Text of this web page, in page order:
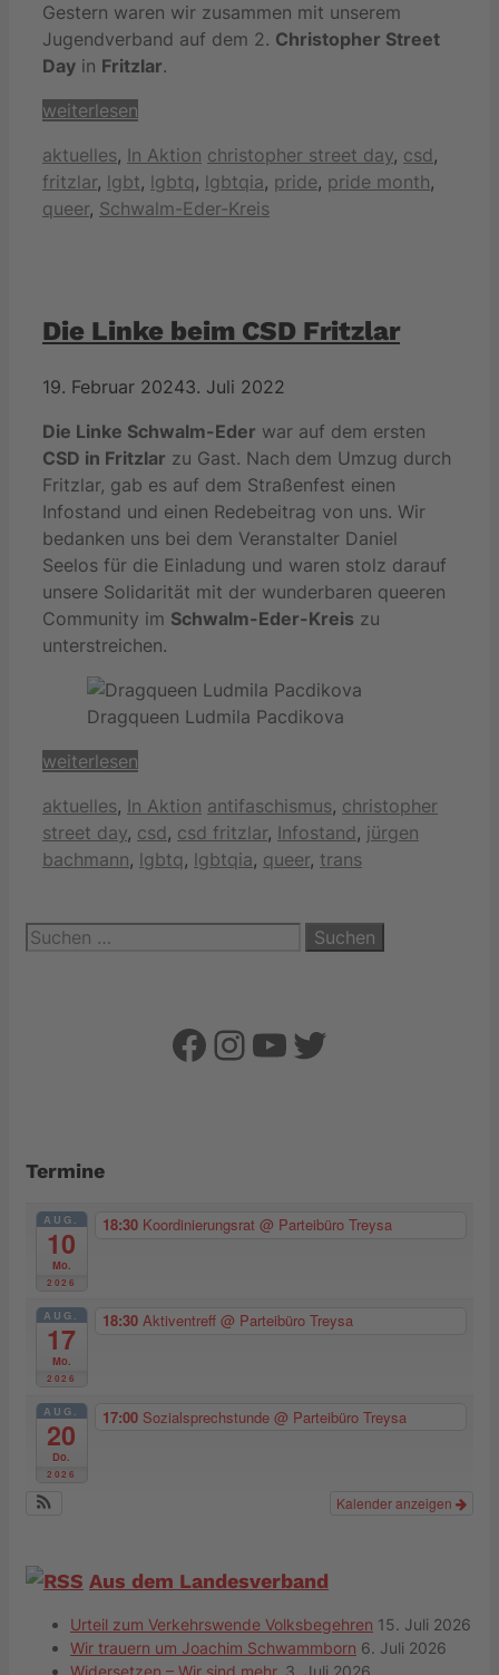
Gestern waren wir zusammen mit unserem
Jugendverband auf dem 2. Christopher Street
Day in Fritzlar.
weiterlesen
Kategorien
aktuelles, In Aktion Schlagwörter
christopher street day, csd,
fritzlar, lgbt, lgbtq, lgbtqia, pride, pride month,
queer, Schwalm-Eder-Kreis
Die Linke beim CSD Fritzlar
19. Februar 20243. Juli 2022
Die Linke Schwalm-Eder war auf dem ersten
CSD in Fritzlar zu Gast. Nach dem Umzug durch
Fritzlar, gab es auf dem Straßenfest einen
Infostand und einen Redebeitrag von uns. Wir
bedanken uns bei dem Veranstalter Daniel
Seelos für die Einladung und waren stolz darauf
unsere Solidarität mit der wunderbaren queeren
Community im Schwalm-Eder-Kreis zu
unterstreichen.
Dragqueen Ludmila Pacdikova
weiterlesen
Kategorien
aktuelles, In Aktion Schlagwörter
antifaschismus, christopher
street day, csd, csd fritzlar, Infostand, jürgen
bachmann, lgbtq, lgbtqia, queer, trans
Suchen
nach:
Facebook
Instagram
YouTube
Twitter
Termine
AUG.
10
Mo.
2026
18:30 Koordinierungsrat @ Parteibüro Treysa
AUG.
17
Mo.
2026
18:30 Aktiventreff @ Parteibüro Treysa
AUG.
20
Do.
2026
17:00 Sozialsprechstunde @ Parteibüro Treysa
Kalender anzeigen
Aus dem Landesverband
Urteil zum Verkehrswende Volksbegehren 15. Juli 2026
Wir trauern um Joachim Schwammborn 6. Juli 2026
Widersetzen – Wir sind mehr. 3. Juli 2026